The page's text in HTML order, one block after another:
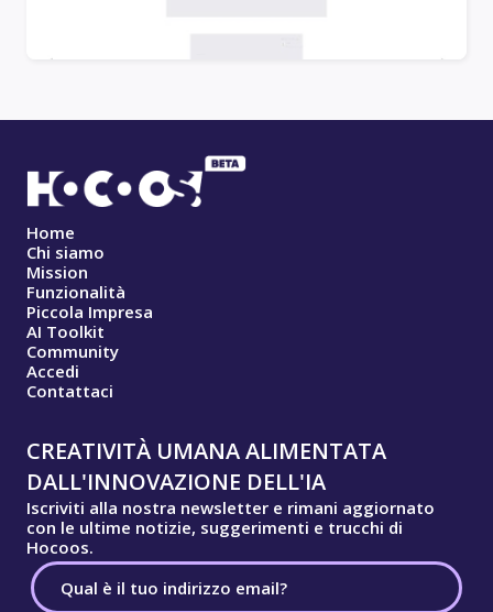
Home
Chi siamo
Mission
Funzionalità
Piccola Impresa
AI Toolkit
Community
Accedi
Contattaci
CREATIVITÀ UMANA ALIMENTATA
DALL'INNOVAZIONE DELL'IA
Iscriviti alla nostra newsletter e rimani aggiornato
con le ultime notizie, suggerimenti e trucchi di
Hocoos.